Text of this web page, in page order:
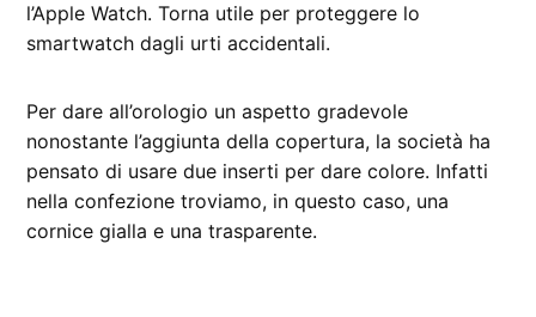
l’Apple Watch. Torna utile per proteggere lo
smartwatch dagli urti accidentali.
Per dare all’orologio un aspetto gradevole
nonostante l’aggiunta della copertura, la società ha
pensato di usare due inserti per dare colore. Infatti
nella confezione troviamo, in questo caso, una
cornice gialla e una trasparente.